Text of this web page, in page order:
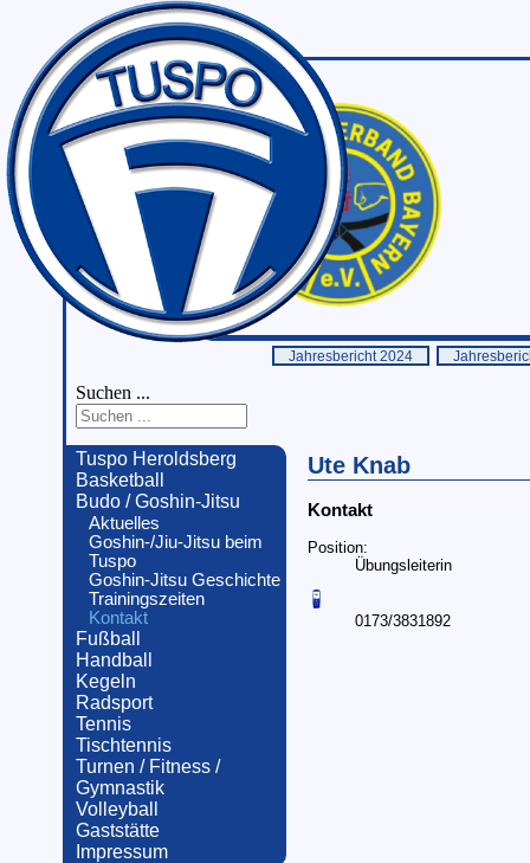
Jahresbericht 2024
Suchen ...
Tuspo Heroldsberg
Basketball
Budo / Goshin-Jitsu
Aktuelles
Goshin-/Jiu-Jitsu beim
Tuspo
Goshin-Jitsu Geschichte
Trainingszeiten
Kontakt
Fußball
Handball
Kegeln
Radsport
Tennis
Tischtennis
Turnen / Fitness /
Gymnastik
Volleyball
Gaststätte
Impressum
Ute Knab
Kontakt
Position:
Übungsleiterin
0173/3831892